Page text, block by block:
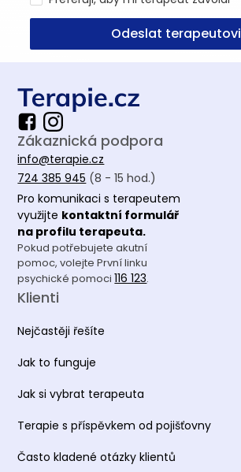
Odeslat terapeutovi
Zákaznická podpora
info@terapie.cz
724 385 945 (8 - 15 hod.)
Pro komunikaci s terapeutem
využijte kontaktní formulář
na profilu terapeuta.
Pokud potřebujete akutní
pomoc, volejte První linku
psychické pomoci116 123.
Klienti
Nejčastěji řešíte
Jak to funguje
Jak si vybrat terapeuta
Terapie s příspěvkem od pojišťovny
Často kladené otázky klientů